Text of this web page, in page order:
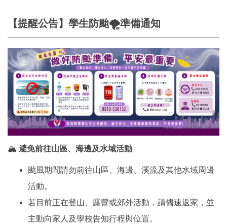
【提醒公告】學生防颱🌪️準備通知
🏔️ 避免前往山區、海邊及水域活動
颱風期間請勿前往山區、海邊、溪流及其他水域周邊
活動。
若目前正在登山、露營或郊外活動，請儘速返家，並
主動向家人及學校告知行程與位置。